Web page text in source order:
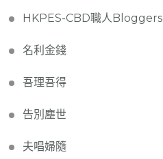
HKPES-CBD職人Bloggers
名利金錢
吾理吾得
告別塵世
夫唱婦隨